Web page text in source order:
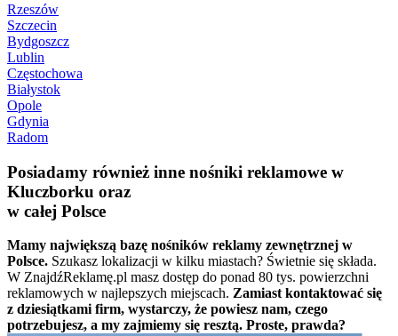
Rzeszów
Szczecin
Bydgoszcz
Lublin
Częstochowa
Białystok
Opole
Gdynia
Radom
Posiadamy również inne nośniki reklamowe w
Kluczborku oraz
w całej Polsce
Mamy największą bazę nośników reklamy zewnętrznej w
Polsce. Szukasz lokalizacji w kilku miastach? Świetnie się składa.
W ZnajdźReklamę.pl masz dostęp do ponad 80 tys. powierzchni
reklamowych w najlepszych miejscach. Zamiast kontaktować się
z dziesiątkami firm, wystarczy, że powiesz nam, czego
potrzebujesz, a my zajmiemy się resztą. Proste, prawda?